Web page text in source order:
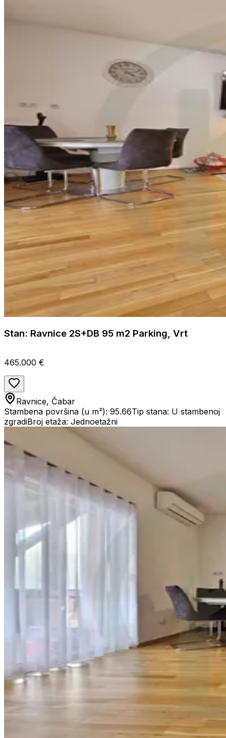
Stan: Ravnice 2S+DB 95 m2 Parking, Vrt
465.000 €
Ravnice, Čabar
Stambena površina (u m²): 95.66Tip stana: U stambenoj
zgradiBroj etaža: Jednoetažni